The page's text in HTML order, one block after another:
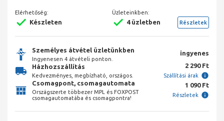
Elérhetőség:
Készleten
Üzleteinkben:
4 üzletben Részletek
Személyes átvétel üzletünkben
Ingyenesen 4 átvételi ponton.
ingyenes
Házhozszállítás
Kedvezményes, megbízható, országos.
2 290 Ft
Szállítási árak
Csomagpont, csomagautomata
Országszerte többezer MPL és FOXPOST
csomagautomatába és csomagpontra!
1 090 Ft
Részletek